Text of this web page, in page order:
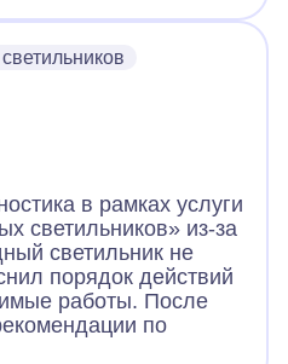
в рамках услуги
светильников» из-за
светильник не
порядок действий
работы. После
по